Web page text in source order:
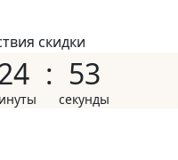
скидки
52